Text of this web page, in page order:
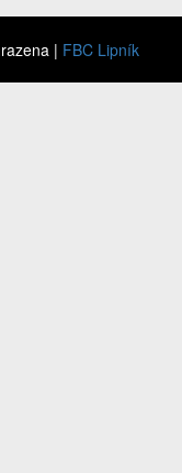
| FBC Lipník